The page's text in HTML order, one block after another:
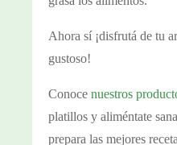
Ahora sí ¡disfrutá de tu
gustoso!
Conoce nuestros
platillos y aliméntate
prepara las mejores